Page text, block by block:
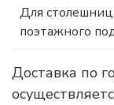
Для столешниц
поэтажного
Доставка по